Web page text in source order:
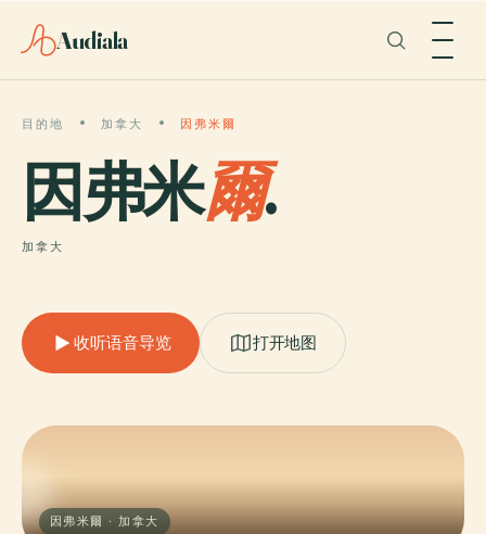
Audiala
目的地 加拿大 因弗米爾
因弗米爾.
加拿大
收听语音导览 打开地图
因弗米爾 · 加拿大